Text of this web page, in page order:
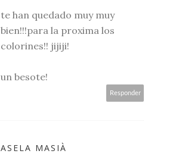
te han quedado muy muy
bien!!!para la proxima los
colorines!! jijiji!
un besote!
Responder
ASELA MASIÀ